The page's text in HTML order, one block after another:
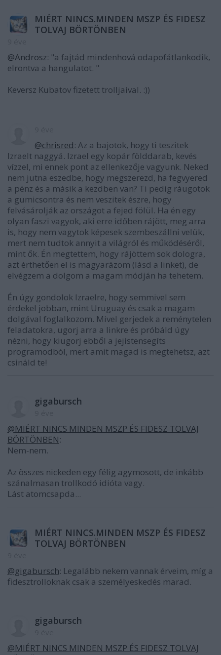
MIÉRT NINCS.MINDEN MSZP ÉS FIDESZ
TOLVAJ BÖRTÖNBEN
@Androsz: "a fajtád mindenhová odapofátlankodik,
elrontva a hangulatot. "
Keversz Kubatov fizetett trolljaival. :))
@chrisred: Az a bajotok, hogy ti teszitek
Izraelt naggyá. Izrael egy kopár földdarab, kevés
vízzel, mi ennek pont az ellenkezője vagyunk. Neked
nem jutna eszedbe, hogy megszerezd, ha fegvyered
a pénz és a másik a kezdben van? Ti pedig ráugotok
a gumicsontra és nem veszitek észre, hogy
felvásárolják az országot a fejed fölül. Ha én egy
olyan faszi vagyok, aki erre időben rájött, meg arra
is, hogy nem vagytok képesek szembeszállni velük,
mert nem tudtok annyit a világról és működéséről,
mint ők. Én megtettem, hogy rájöttem sok dologra,
azt érthetően el is magyarázom (lásd a linket), de
elvégzem a dolgom a magam módján ha tehetem.
Én úgy gondolok Izraelre, hogy semmivel sem
érdekel jobban, mint Uruguay és csak a magam
dolgával foglalkozom. Mivel gerjedek a reménytelen
feladatokra, ugorj arra a linkre és próbáld úgy
nézni, hogy kiugorj ebből a jejistensegíts
programodból, mert amit magad is megtehetsz, azt
csináld te!
gigabursch
@MIÉRT NINCS MINDEN MSZP ÉS FIDESZ TOLVAJ
BÖRTÖNBEN:
Nem-nem.
Az összes nickeden egy félig agymosott, de inkább
szánalmasan trollkodó idióta vagy.
Lást atomcsapda...
MIÉRT NINCS.MINDEN MSZP ÉS FIDESZ
TOLVAJ BÖRTÖNBEN
@gigabursch: Legalább nekem vannak érveim, míg a
fidesztrolloknak csak a személyeskedés marad.
gigabursch
@MIÉRT NINCS MINDEN MSZP ÉS FIDESZ TOLVAJ